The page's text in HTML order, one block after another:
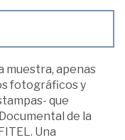
muestra, apenas
fotográficos y
que
de la
Una